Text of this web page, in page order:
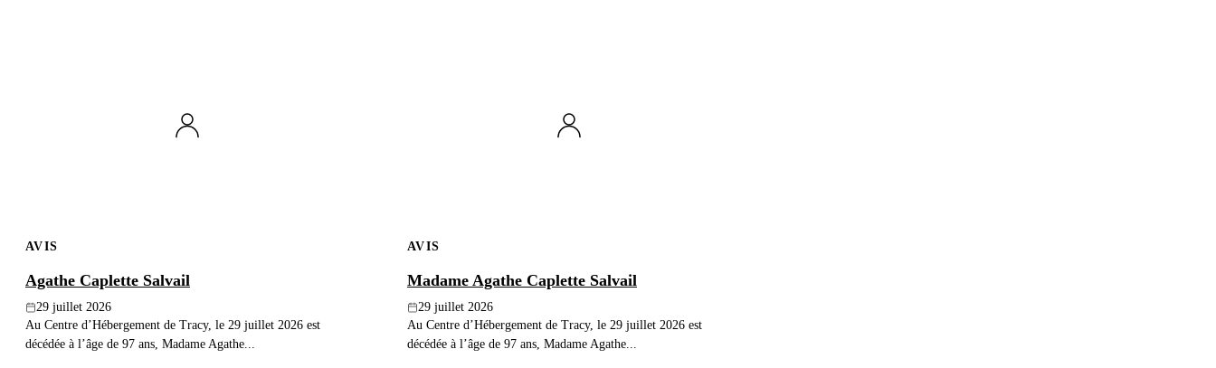
AVIS
Agathe Caplette Salvail
29 juillet 2026
Au Centre d’Hébergement de Tracy, le 29 juillet 2026 est
décédée à l’âge de 97 ans, Madame Agathe...
AVIS
Madame Agathe Caplette Salvail
29 juillet 2026
Au Centre d’Hébergement de Tracy, le 29 juillet 2026 est
décédée à l’âge de 97 ans, Madame Agathe...